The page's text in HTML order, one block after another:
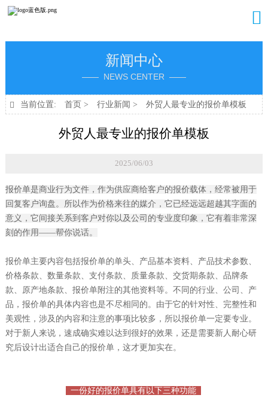

新闻中心
—— NEWS CENTER ——
 当前位置: 首页 > 行业新闻 > 外贸人最专业的报价单模板
外贸人最专业的报价单模板
2025/06/03
报价单是商业行为文件，作为供应商给客户的报价载体，经常被用于
回复客户询盘。所以作为价格来往的媒介，它已经远远超越其字面的
意义，它间接关系到客户对你以及公司的专业度印象，它有着非常深
刻的作用——帮你说话。
报价单主要内容包括报价单的单头、产品基本资料、产品技术参数、
价格条款、数量条款、支付条款、质量条款、交货期条款、品牌条
款、原产地条款、报价单附注的其他资料等。不同的行业、公司、产
品，报价单的具体内容也是不尽相同的。由于它的针对性、完整性和
美观性，涉及的内容和注意的事项比较多，所以报价单一定要专业。
对于新人来说，速成确实难以达到很好的效果，还是需要新人耐心研
究后设计出适合自己的报价单，这才更加实在。
一份好的报价单具有以下三种功能